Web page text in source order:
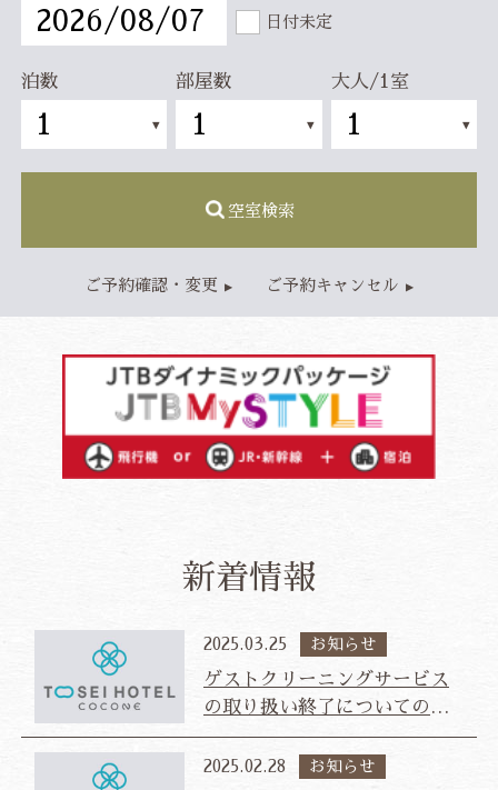
日付未定
泊数 部屋数 大人/1室
空室検索
ご予約確認・変更 ご予約キャンセル
新着情報
2025.03.25 お知らせ
ゲストクリーニングサービス
の取り扱い終了についてのご
案内
2025.02.28 お知らせ
レディースルーム
朝食・レストラン ご朝食ランチ
新着情報
よくあるご質問 お問い合わせ
ベストレート保証 公式予約特典 総合TOP
プライバシーポリシー 宿泊約款・利用規則
ご宿泊予約
航空券・JR+宿泊プラン
法人会員様ログイン